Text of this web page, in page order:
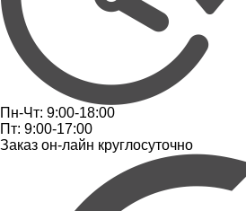
Пн-Чт: 9:00-18:00
Пт: 9:00-17:00
Заказ он-лайн круглосуточно